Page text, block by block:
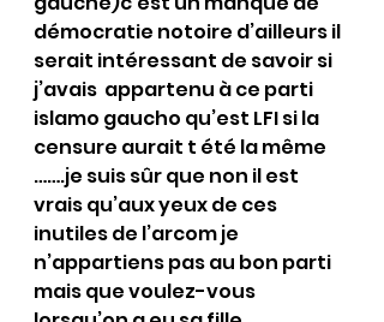
démocratie notoire d’ailleurs il
serait intéressant de savoir si
j’avais  appartenu à ce parti
islamo gaucho qu’est LFI si la
censure aurait t été la même
…….je suis sûr que non il est
vrais qu’aux yeux de ces
inutiles de l’arcom je
n’appartiens pas au bon parti
mais que voulez-vous